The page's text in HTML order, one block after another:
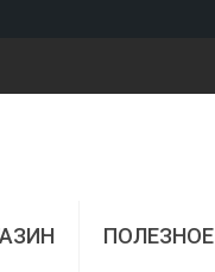
ПОЛЕЗНОЕ